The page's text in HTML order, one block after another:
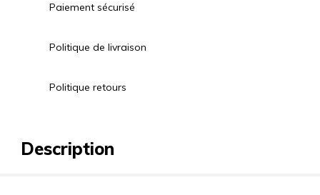
Paiement sécurisé
Politique de livraison
Politique retours
Description